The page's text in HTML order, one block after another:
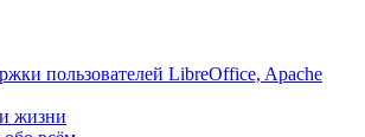
пользователей LibreOffice, Apache
жизни